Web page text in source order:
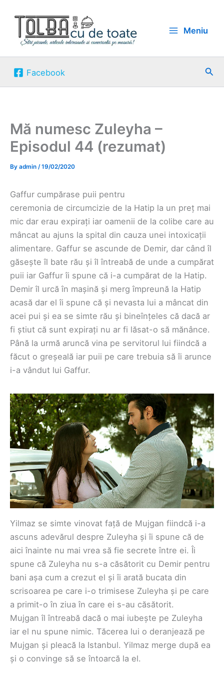
content
Meniu
Facebook
Mă numesc Zuleyha –
Episodul 44 (rezumat)
By admin /19/02/2020
Gaffur cumpărase puii pentru
‌ceremonia de circumcizie de la Hatip la un preț mai
mic dar erau expirați iar oamenii de la colibe care au
mâncat au ajuns la spital din cauza unei intoxicații
alimentare. Gaffur se ascunde de Demir, dar când îl
găsește îl bate rău și îl întreabă de unde a cumpărat
puii iar Gaffur îi spune că i-a cumpărat de la Hatip.
Demir îl urcă în mașină și merg împreună la Hatip
acasă dar el îi spune că și nevasta lui a mâncat din
acei pui și ea se simte rău și bineînțeles că dacă ar
fi știut că sunt expirați nu ar fi lăsat-o să mănânce.
Până la urmă aruncă vina pe servitorul lui fiindcă a
făcut o greșeală iar puii pe care trebuia să îi arunce
i-a vândut lui Gaffur.
‌Yilmaz se simte vinovat față de Mujgan fiindcă i-a
ascuns adevărul despre Zuleyha și îi spune că de
aici înainte nu mai vrea să fie secrete între ei. Îi
spune că Zuleyha nu s-a căsătorit cu Demir pentru‌
bani așa cum a crezut el și îi arată bucata din
scrisoarea pe care i-o trimisese Zuleyha și pe care
a primit-o în ziua în care ei s-au căsătorit.
‌Mujgan îl întreabă dacă o mai iubește pe Zuleyha
iar el nu spune nimic. Tăcerea lui o deranjează pe
Mujgan și pleacă la Istanbul. Yilmaz merge după ea
și o convinge să se întoarcă la el.